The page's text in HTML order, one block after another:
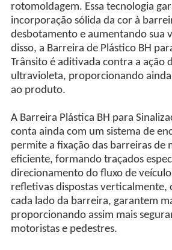
rotomoldagem. Essa tecnologia
incorporação sólida da cor à
desbotamento e aumentando sua
disso, a Barreira de Plástico BH
Trânsito é aditivada contra a ação
ultravioleta, proporcionando
ao produto.
A Barreira Plástica BH para
conta ainda com um sistema de
permite a fixação das barreiras de
eficiente, formando traçados
direcionamento do fluxo de
refletivas dispostas verticalmente,
cada lado da barreira, garantem
proporcionando assim mais
motoristas e pedestres.